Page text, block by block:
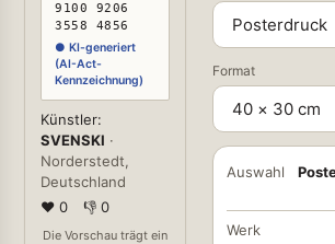
9100 9206
3558 4856
● KI-generiert
(AI-Act-
Kennzeichnung)
Künstler:
SVENSKI ·
Norderstedt,
Deutschland
❤ 0
👎 0
Die Vorschau trägt ein
Format
Auswahl
Werk